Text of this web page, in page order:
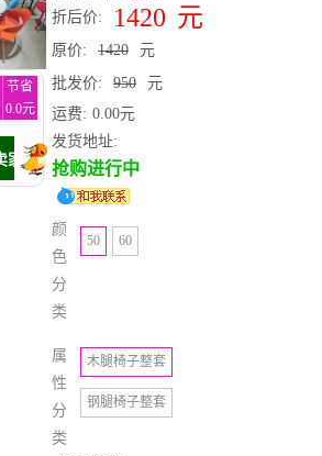
节省
0.0元
折后价: 1420 元
原价: 1420
元
批发价:
950
元
运费: 0.00元
发货地址:
抢购进行中
颜
色
分
类
50 60
属
性
分
类
木腿椅子整套
钢腿椅子整套